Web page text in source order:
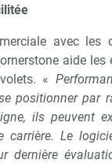
avec les
aide
«
positionner par
ils peuvent
Le
dernière